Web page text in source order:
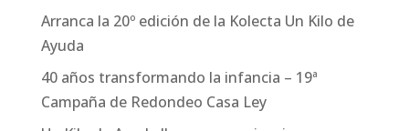
Arranca la 20º edición de la Kolecta Un Kilo de
Ayuda
40 años transformando la infancia – 19ª
Campaña de Redondeo Casa Ley